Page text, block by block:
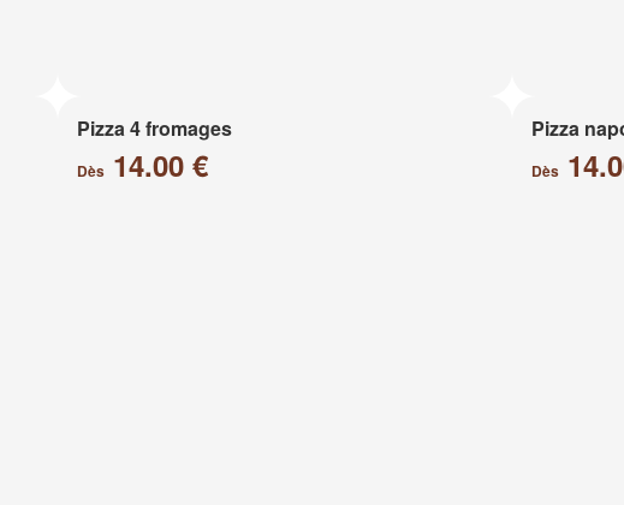
Pizza 4 fromages
Dès14.00 €
Pizza
Dès